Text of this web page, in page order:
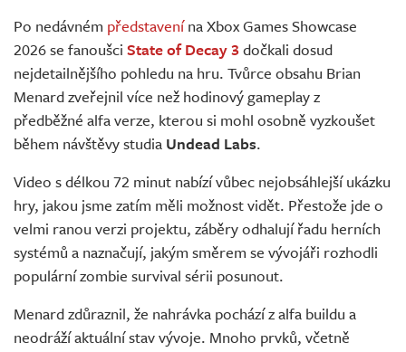
Živě
Po nedávném představenína Xbox Games Showcase
2026 se fanoušci State of Decay 3dočkali dosud
nejdetailnějšího pohledu na hru. Tvůrce obsahu Brian
Menard zveřejnil více než hodinový gameplay z
předběžné alfa verze, kterou si mohl osobně vyzkoušet
během návštěvy studia Undead Labs.
Video s délkou 72 minut nabízí vůbec nejobsáhlejší ukázku
hry, jakou jsme zatím měli možnost vidět. Přestože jde o
velmi ranou verzi projektu, záběry odhalují řadu herních
systémů a naznačují, jakým směrem se vývojáři rozhodli
populární zombie survival sérii posunout.
Menard zdůraznil, že nahrávka pochází z alfa buildu a
neodráží aktuální stav vývoje. Mnoho prvků, včetně